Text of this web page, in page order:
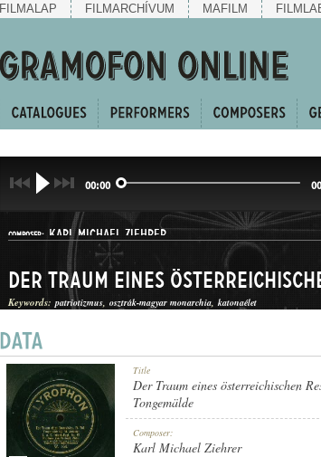
FILMALAP FILMARCHÍVUM MAFILM
00:00
COMPOSER: KARL MICHAEL ZIEHRER
HANGKÉP
Keywords: patriotizmus osztrák-magyar monarchia katonaélet
Title
Der Traum eines österreichischen
Tongemälde
Composer:
Karl Michael Ziehrer